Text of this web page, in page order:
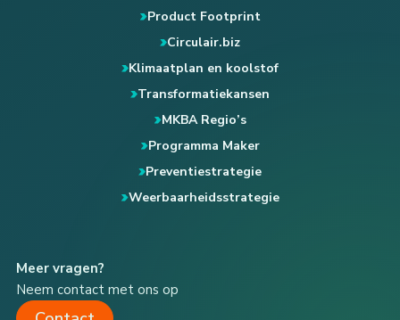
Product Footprint
Circulair.biz
Klimaatplan en koolstof
Transformatiekansen
MKBA Regio’s
Programma Maker
Preventiestrategie
Weerbaarheidsstrategie
Meer vragen?
Neem contact met ons op